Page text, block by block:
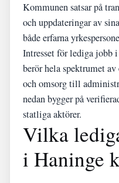
Kommunen satsar på
och uppdateringar av
både erfarna
Intresset för lediga jobb
berör hela spektrumet
och omsorg till
nedan bygger på
statliga aktörer.
Vilka
i Haninge